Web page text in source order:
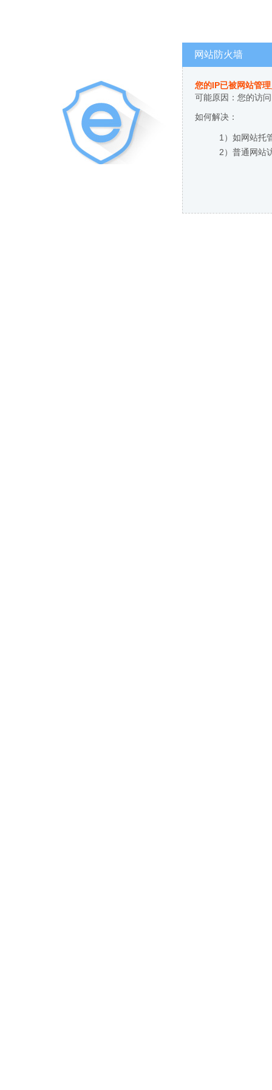
网站防火墙
您的IP已被网站管
可能原因：您的访
如何解决：
1）如网站托
2）普通网站